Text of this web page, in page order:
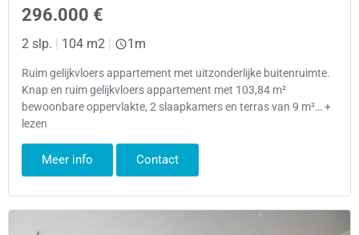
296.000 €
2 slp. | 104 m2 | 1m
Ruim gelijkvloers appartement met uitzonderlijke buitenruimte.
Knap en ruim gelijkvloers appartement met 103,84 m²
bewoonbare oppervlakte, 2 slaapkamers en terras van 9 m²… +
lezen
Meer info Contact